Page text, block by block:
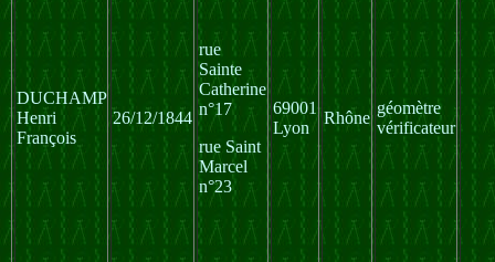
DUCHAMP
Henri
François
26/12/1844
rue
Sainte
Catherine
n°17
rue Saint
Marcel
n°23
69001
Lyon
Rhône
géomètre
vérificateur